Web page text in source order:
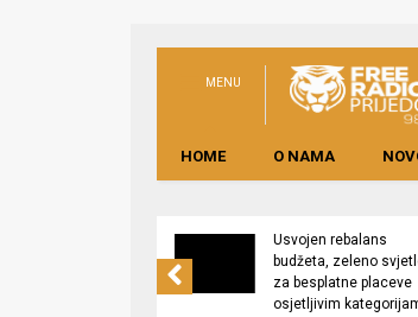
MENU
HOME O NAMA
Usvojen rebalans
budžeta, zeleno
za besplatne placeve
osjetljivim